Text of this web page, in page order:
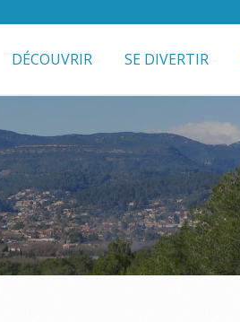
DÉCOUVRIR SE DIVERTIR